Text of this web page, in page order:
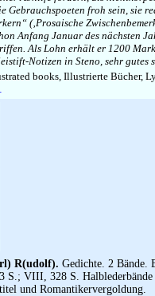
Gebrauchspoeten froh sein, sie
(‚Prosaische
Anfang Januar des nächsten
Als Lohn erhält er 1200
Notizen in Steno, sehr gutes
books, Illustrierte Bücher,
R(udolf). Gedichte. 2 Bände.
S.; VIII, 328 S.
und Romantikervergoldung.